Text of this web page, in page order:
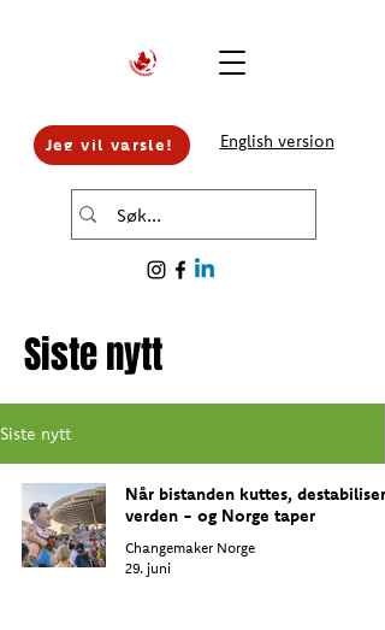
Jeg vil varsle! English version
Siste nytt
Siste nytt
Når bistanden kuttes,
verden - og Norge taper
Changemaker Norge
29. juni